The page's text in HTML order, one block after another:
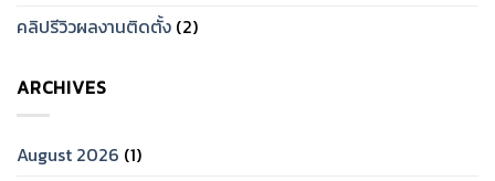
คลิปรีวิวผลงานติดตั้ง (2)
ARCHIVES
August 2026 (1)